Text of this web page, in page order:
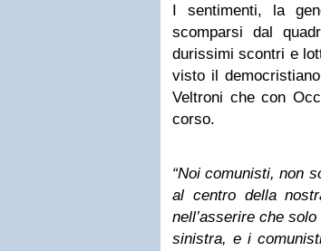
I sentimenti, la
scomparsi dal
durissimi scontri e
visto il democristiano
Veltroni che con
corso.
“Noi comunisti, non
al centro della
nell’asserire che
sinistra, e i